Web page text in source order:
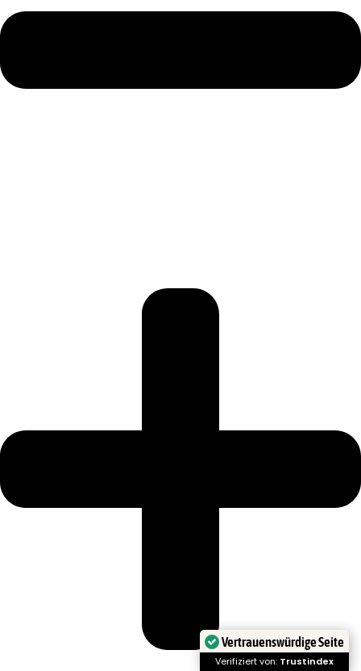
Vertrauenswürdige Seite
Verifiziert von: Trustindex